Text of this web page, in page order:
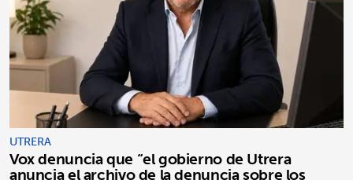
UTRERA
Vox denuncia que “el gobierno de Utrera
anuncia el archivo de la denuncia sobre los